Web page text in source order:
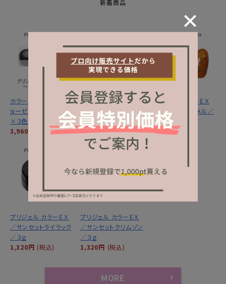
新着商品
カラーＥＸ／グリントジ
ョーゼットシリーズ３ｇ
×３色セット
3,960円
(税込)
カラーＥＸ／サンセット
ミラージュシリーズ ３
ｇ×３色セット
3,960円 (税込)
プリジェル カラーＥＸ
／サンセットキャメル／
３ｇ
1,320円 (税込)
プリジェル カラーＥＸ
／サンセットライラック
／３ｇ
1,320円 (税込)
プリジェル カラーＥＸ
／サンセットクリムゾン
／３ｇ
1,320円 (税込)
MORE